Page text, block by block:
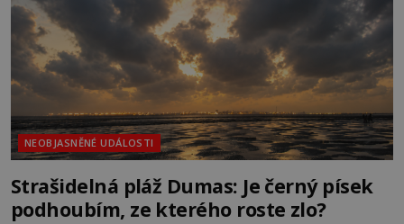
NEOBJASNĚNÉ UDÁLOSTI
Strašidelná pláž Dumas: Je černý písek
podhoubím, ze kterého roste zlo?